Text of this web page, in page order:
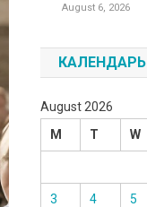
August 6, 2026
КАЛЕНДАРЬ
August 2026
M
T W
3 4 5